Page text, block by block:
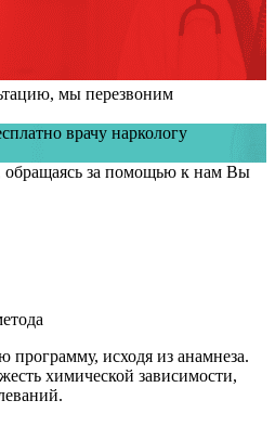
мы перезвоним
врачу наркологу
обращаясь за помощью к нам Вы
программу, исходя из анамнеза.
химической зависимости,